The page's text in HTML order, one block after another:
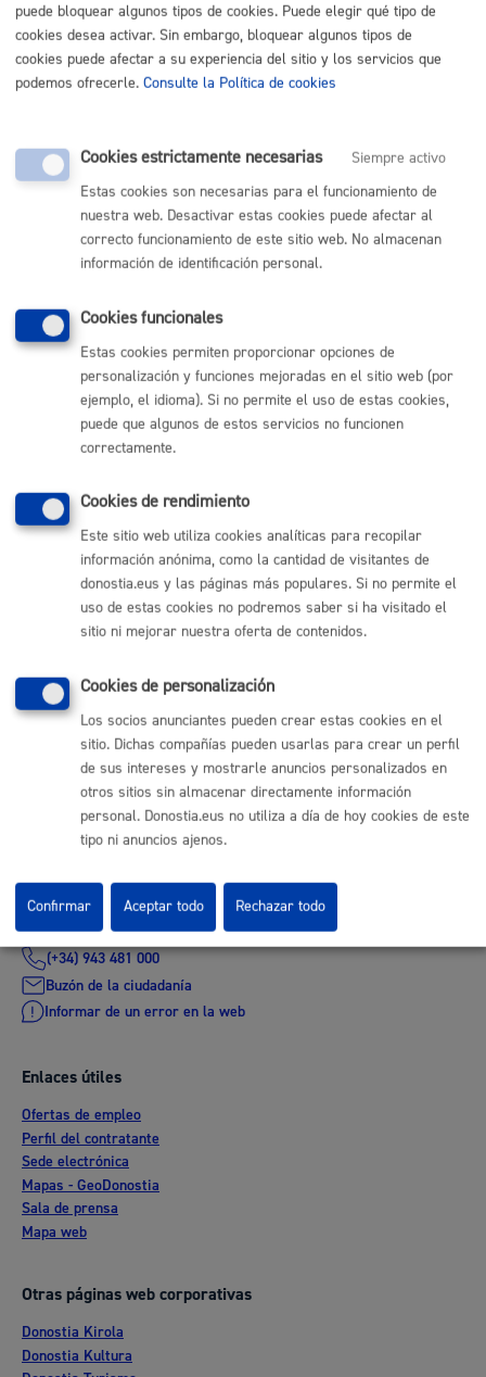
ONLINE
PRESENCIAL
TELÉFONO
Solicitud de plazas de garajes municipales en alquiler
ONLINE
PRESENCIAL
TELÉFONO
Solicitud de venta de vivienda de protección pública de suelo
municipal
ONLINE
MÁQUINA
Solicitud de vivienda privada vacía en alquiler (Alokabide)
ONLINE
PRESENCIAL
MÁQUINA
Volver al índice Volver atrás
Sebastián
010(gratuito desde Donostia / San Sebastián)
(+34) 943 481 000
Buzón de la ciudadanía
Informar de un error en la web
Enlaces útiles
Ofertas de empleo
Perfil del contratante
Sede electrónica
Mapas - GeoDonostia
Sala de prensa
Mapa web
Otras páginas web corporativas
Donostia Kirola
Donostia Kultura
puede bloquear algunos tipos de cookies. Puede elegir qué tipo de
cookies desea activar. Sin embargo, bloquear algunos tipos de
cookies puede afectar a su experiencia del sitio y los servicios que
podemos ofrecerle. Consulte la Política de cookies
Cookies estrictamente necesarias
Siempre activo
Estas cookies son necesarias para el funcionamiento de
nuestra web. Desactivar estas cookies puede afectar al
correcto funcionamiento de este sitio web. No almacenan
información de identificación personal.
Cookies funcionales
Estas cookies permiten proporcionar opciones de
personalización y funciones mejoradas en el sitio web (por
ejemplo, el idioma). Si no permite el uso de estas cookies,
puede que algunos de estos servicios no funcionen
correctamente.
Cookies de rendimiento
Este sitio web utiliza cookies analíticas para recopilar
información anónima, como la cantidad de visitantes de
donostia.eus y las páginas más populares. Si no permite el
uso de estas cookies no podremos saber si ha visitado el
sitio ni mejorar nuestra oferta de contenidos.
Cookies de personalización
Los socios anunciantes pueden crear estas cookies en el
sitio. Dichas compañías pueden usarlas para crear un perfil
de sus intereses y mostrarle anuncios personalizados en
otros sitios sin almacenar directamente información
personal. Donostia.eus no utiliza a día de hoy cookies de este
tipo ni anuncios ajenos.
Rechazar todo
Confirmar Aceptar todo